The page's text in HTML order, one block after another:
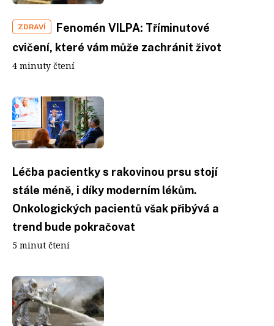
ZDRAVÍ
Fenomén VILPA: Tříminutové
cvičení, které vám může zachránit život
4 minuty čtení
Léčba pacientky s rakovinou prsu stojí
stále méně, i díky moderním lékům.
Onkologických pacientů však přibývá a
trend bude pokračovat
5 minut čtení